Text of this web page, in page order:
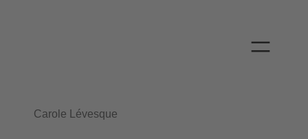
Carole Lévesque